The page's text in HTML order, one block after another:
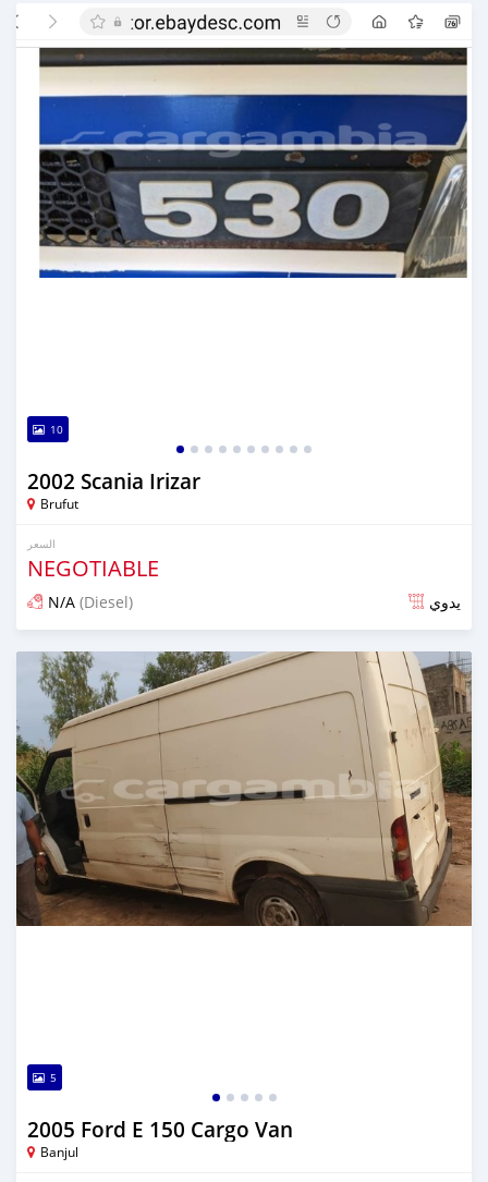
10
2002 Scania Irizar
Brufut
السعر
NEGOTIABLE
N/A (Diesel) يدوي
تم النشر منذ أكثر من 4 سنوات مضت
5
2005 Ford E 150 Cargo Van
Banjul